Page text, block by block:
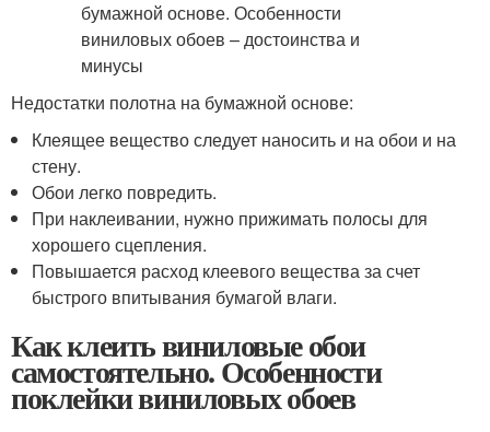
Недостатки полотна на бумажной основе:
Клеящее вещество следует наносить и на обои и на
стену.
Обои легко повредить.
При наклеивании, нужно прижимать полосы для
хорошего сцепления.
Повышается расход клеевого вещества за счет
быстрого впитывания бумагой влаги.
Как клеить виниловые обои
самостоятельно. Особенности
поклейки виниловых обоев